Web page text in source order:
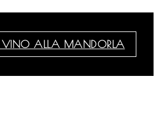
VINO ALLA MANDORLA